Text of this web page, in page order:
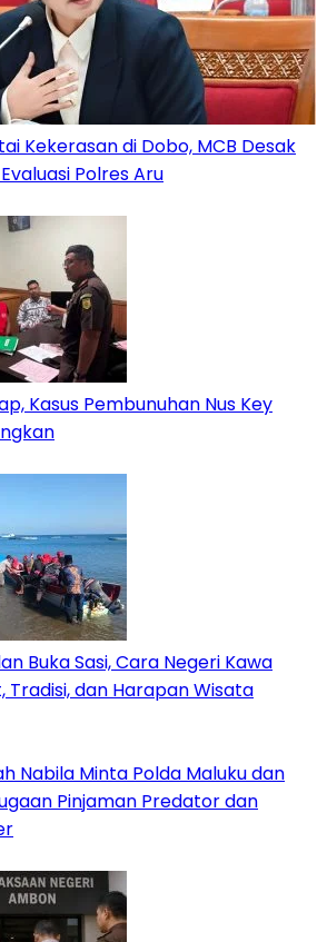
Kekerasan di Dobo, MCB Desak
Polres Aru
Kasus Pembunuhan Nus Key
Buka Sasi, Cara Negeri Kawa
Tradisi, dan Harapan Wisata
Nabila Minta Polda Maluku dan
Pinjaman Predator dan